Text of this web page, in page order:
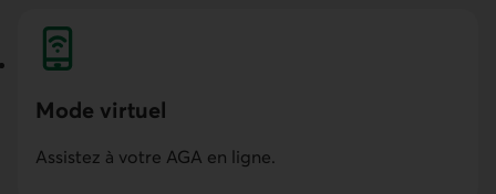
Mode virtuel
Assistez à votre AGA en ligne.